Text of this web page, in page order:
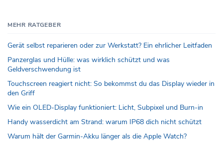
MEHR RATGEBER
Gerät selbst reparieren oder zur Werkstatt? Ein ehrlicher Leitfaden
Panzerglas und Hülle: was wirklich schützt und was
Geldverschwendung ist
Touchscreen reagiert nicht: So bekommst du das Display wieder in
den Griff
Wie ein OLED-Display funktioniert: Licht, Subpixel und Burn-in
Handy wasserdicht am Strand: warum IP68 dich nicht schützt
Warum hält der Garmin-Akku länger als die Apple Watch?